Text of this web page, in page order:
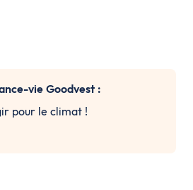
vie Goodvest :
pour le climat !